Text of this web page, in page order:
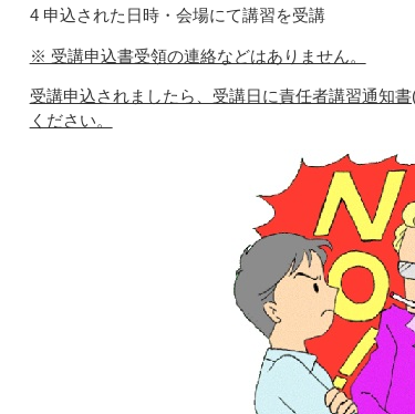
4 申込された日時・会場にて講習を受講
※ 受講申込書受領の連絡などはありません。
受講申込されましたら、受講日に責任者講習通知
ください。